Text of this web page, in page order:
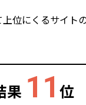
位にくるサイト
果 11 位